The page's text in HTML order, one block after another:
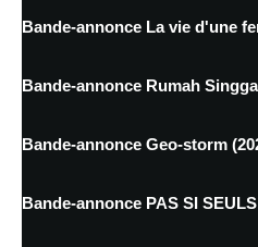
Bande-annonce La vie d'une
Bande-annonce Rumah
Bande-annonce Geo-storm
Bande-annonce PAS SI